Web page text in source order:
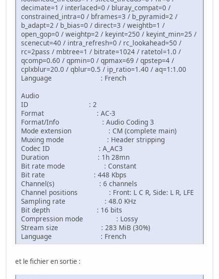
decimate=1 / interlaced=0 / bluray_compat=0 /
constrained_intra=0 / bframes=3 / b_pyramid=2 /
b_adapt=2 / b_bias=0 / direct=3 / weightb=1 /
open_gop=0 / weightp=2 / keyint=250 / keyint_min=25 /
scenecut=40 / intra_refresh=0 / rc_lookahead=50 /
rc=2pass / mbtree=1 / bitrate=1024 / ratetol=1.0 /
qcomp=0.60 / qpmin=0 / qpmax=69 / qpstep=4 /
cplxblur=20.0 / qblur=0.5 / ip_ratio=1.40 / aq=1:1.00
Language : French
Audio
ID : 2
Format : AC-3
Format/Info : Audio Coding 3
Mode extension : CM (complete main)
Muxing mode : Header stripping
Codec ID : A_AC3
Duration : 1h 28mn
Bit rate mode : Constant
Bit rate : 448 Kbps
Channel(s) : 6 channels
Channel positions : Front: L C R, Side: L R, LFE
Sampling rate : 48.0 KHz
Bit depth : 16 bits
Compression mode : Lossy
Stream size : 283 MiB (30%)
Language : French
et le fichier en sortie :